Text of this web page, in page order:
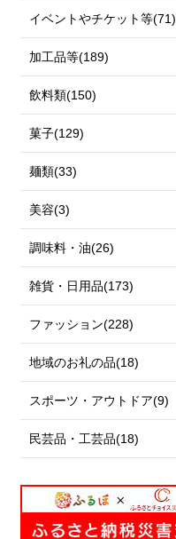
イベントやチケット等(71)
加工品等(189)
飲料類(150)
菓子(129)
麺類(33)
美容(3)
調味料・油(26)
雑貨・日用品(173)
ファッション(228)
地域のお礼の品(18)
スポーツ・アウトドア(9)
民芸品・工芸品(18)